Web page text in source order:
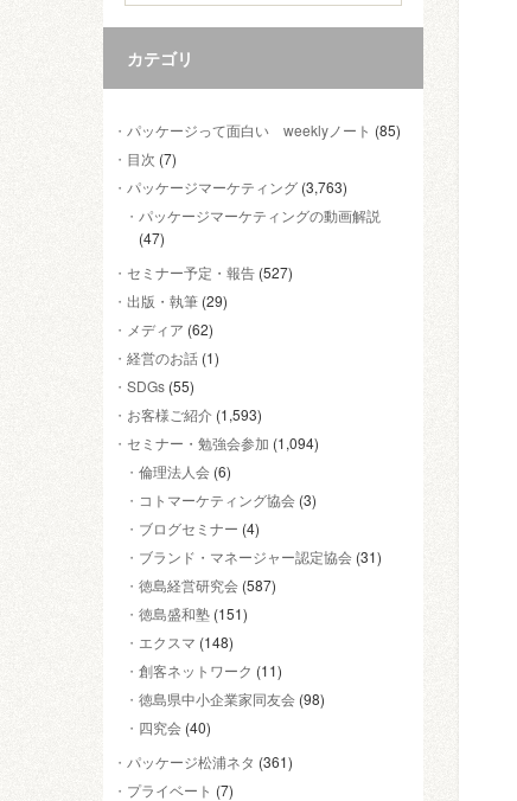
カテゴリ
パッケージって面白い weeklyノート (85)
目次 (7)
パッケージマーケティング (3,763)
パッケージマーケティングの動画解説
(47)
セミナー予定・報告 (527)
出版・執筆 (29)
メディア (62)
経営のお話 (1)
SDGs (55)
お客様ご紹介 (1,593)
セミナー・勉強会参加 (1,094)
倫理法人会 (6)
コトマーケティング協会 (3)
ブログセミナー (4)
ブランド・マネージャー認定協会 (31)
徳島経営研究会 (587)
徳島盛和塾 (151)
エクスマ (148)
創客ネットワーク (11)
徳島県中小企業家同友会 (98)
四究会 (40)
パッケージ松浦ネタ (361)
プライベート (7)